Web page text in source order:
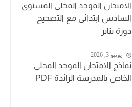
الامتحان الموحد المحلي المستوى
السادس ابتدائي مع التصحيح
دورة يناير
يونيو 3, 2026
نماذج الامتحان الموحد المحلي
الخاص بالمدرسة الرائدة PDF